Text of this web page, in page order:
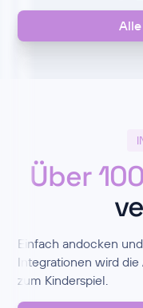
Über 100
Einfach andocken
Integrationen wird
zum Kinderspiel.